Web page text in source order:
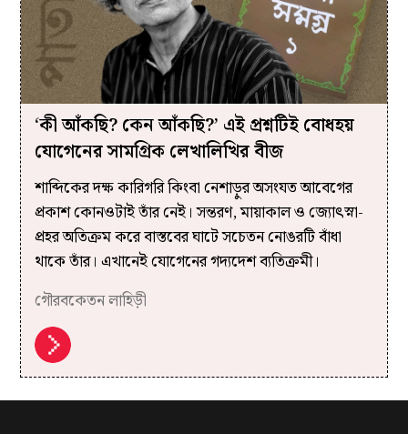
‘কী আঁকছি? কেন আঁকছি?’ এই প্রশ্নটিই বোধহয়
যোগেনের সামগ্রিক লেখালিখির বীজ
শাব্দিকের দক্ষ কারিগরি কিংবা নেশাড়ুর অসংযত আবেগের
প্রকাশ কোনওটাই তাঁর নেই। সন্তরণ, মায়াকাল ও জ্যোৎস্না-
প্রহর অতিক্রম করে বাস্তবের ঘাটে সচেতন নোঙরটি বাঁধা
থাকে তাঁর। এখানেই যোগেনের গদ্যদেশ ব্যতিক্রমী।
গৌরবকেতন লাহিড়ী